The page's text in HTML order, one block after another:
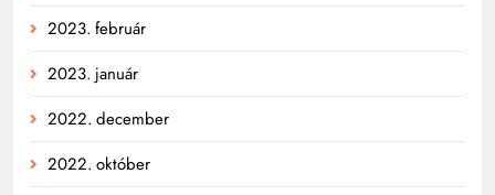
2023. február
2023. január
2022. december
2022. október